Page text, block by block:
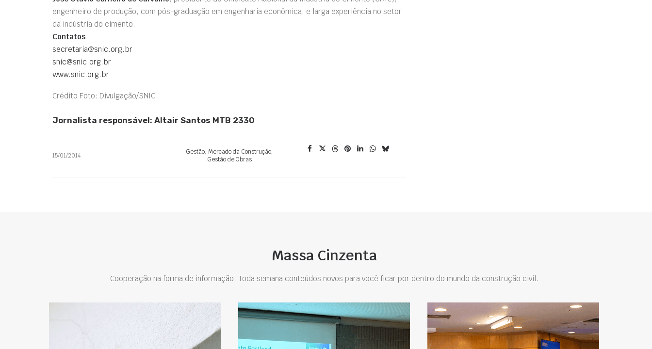
engenheiro de produção, com pós-graduação em engenharia econômica, e larga experiência no setor
da indústria do cimento.
Contatos
secretaria@snic.org.br
snic@snic.org.br
www.snic.org.br
Crédito Foto: Divulgação/SNIC
Jornalista responsável: Altair Santos MTB 2330
15/01/2014 Gestão, Mercado da Construção,
Gestão de Obras
Massa Cinzenta
Cooperação na forma de informação. Toda semana conteúdos novos para você ficar por dentro do mundo da construção civil.